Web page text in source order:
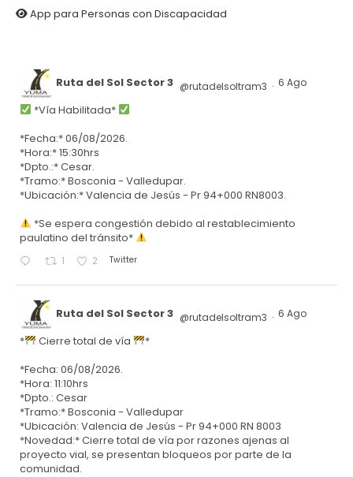
App para Personas con Discapacidad
Ruta del Sol Sector 3 @rutadelsoltram3 · 6 Ago
*Vía Habilitada*
*Fecha:* 06/08/2026.
*Hora:* 15:30hrs
*Dpto.:* Cesar.
*Tramo:* Bosconia - Valledupar.
*Ubicación:* Valencia de Jesús - Pr 94+000 RN8003.
*Se espera congestión debido al restablecimiento
paulatino del tránsito*
1 2 Twitter
Ruta del Sol Sector 3 @rutadelsoltram3 · 6 Ago
* Cierre total de vía
*
*Fecha: 06/08/2026.
*Hora: 11:10hrs
*Dpto.: Cesar
*Tramo:* Bosconia - Valledupar
*Ubicación: Valencia de Jesús - Pr 94+000 RN 8003
*Novedad:* Cierre total de vía por razones ajenas al
proyecto vial, se presentan bloqueos por parte de la
comunidad.